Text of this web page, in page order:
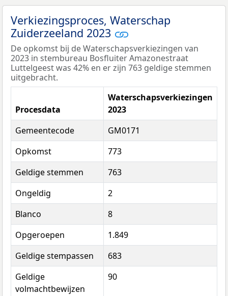
Verkiezingsproces, Waterschap
Zuiderzeeland 2023
De opkomst bij de Waterschapsverkiezingen van
2023 in stembureau Bosfluiter Amazonestraat
Luttelgeest was 42% en er zijn 763 geldige stemmen
uitgebracht.
Procesdata
Waterschapsverkiezingen
2023
Gemeentecode
GM0171
Opkomst
773
Geldige stemmen
763
Ongeldig
2
Blanco
8
Opgeroepen
1.849
Geldige stempassen
683
Geldige
volmachtbewijzen
90